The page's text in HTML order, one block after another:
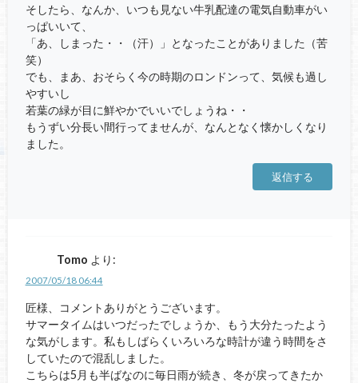
そしたら、なんか、いつも見ない牛乳配達の電気自動車がい
っぱいいて、
「あ、しまった・・（汗）」となったことがありました（苦
笑）
でも、まあ、おそらく今の時期のロンドンって、気候も過し
やすいし
若葉の緑が目に鮮やかでいいでしょうね・・
もうずい分長い間行ってませんが、なんとなく懐かしくなり
ました。
返信する
Tomo より:
2007/05/18 06:44
匠様、コメントありがとうございます。
サマータイムはいつだったでしょうか、もう大分たったよう
な気がします。私もしばらくいろいろな時計が違う時間をさ
していたので混乱しました。
こちらは5月も半ばなのに毎日雨が続き、冬が戻ってきたか